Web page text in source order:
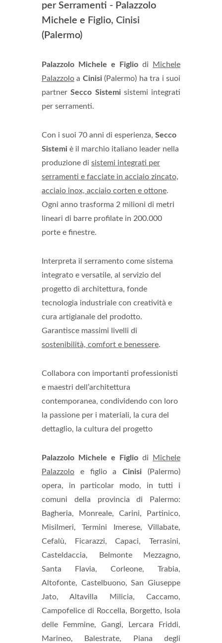
per Serramenti - Palazzolo
Michele e Figlio, Cinisi
(Palermo)
Palazzolo Michele e Figlio di
Michele
Palazzolo a Cinisi(Palermo) ha tra i suoi
partnerSecco Sistemisistemi integrati
per serramenti.
Con i suoi 70 anni di esperienza, Secco
Sistemi è il marchio italiano leader nella
produzione di sistemi integrati per
serramenti e facciate in acciaio zincato,
acciaio inox, acciaio corten e ottone.
Ogni anno trasforma 2 milioni di metri
lineari di barre profilate in 200.000
porte e finestre.
Interpreta il serramento come sistema
integrato e versatile, al servizio del
progetto di architettura, fonde
tecnologia industriale con creatività e
cura artigianale del prodotto.
Garantisce massimi livelli di
sostenibilità, comfort e benessere.
Collabora con importanti professionisti
e maestri dell’architettura
contemporanea, condividendo con loro
la passione per i materiali, la cura del
dettaglio, la cultura del progetto
Palazzolo Michele e Figlio di
Michele
Palazzolo e figlio aCinisi
(Palermo)
opera, in particolar modo, in tutti i
comuni della provincia di Palermo:
Bagheria, Monreale, Carini, Partinico,
Misilmeri, Termini Imerese, Villabate,
Cefalù, Ficarazzi, Capaci, Terrasini,
Casteldaccia, Belmonte Mezzagno,
Santa Flavia, Corleone, Trabia,
Altofonte, Castelbuono, San Giuseppe
Jato, Altavilla Milicia, Caccamo,
Campofelice di Roccella, Borgetto, Isola
delle Femmine, Gangi, Lercara Friddi,
Marineo, Balestrate, Piana degli